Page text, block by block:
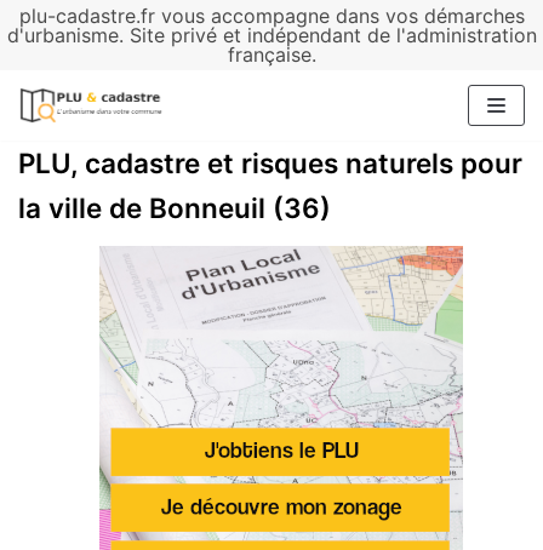
plu-cadastre.fr vous accompagne dans vos démarches
d'urbanisme. Site privé et indépendant de l'administration
française.
Aller
contenu
PLU, cadastre et risques naturels pour
la ville de Bonneuil (36)